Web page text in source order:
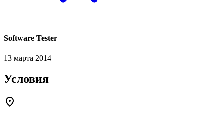
Software Tester
13 марта 2014
Условия